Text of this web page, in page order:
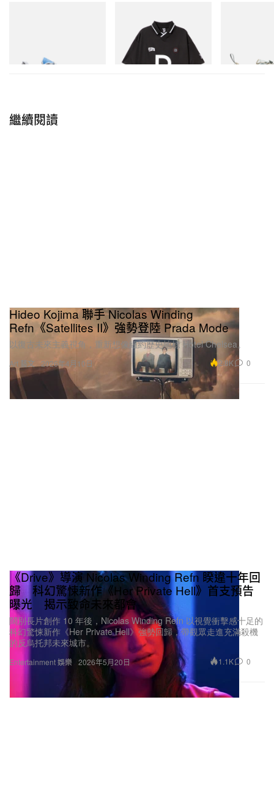
Billionaire Boys Club X Initial
D Game Shirt
立即購入
立即購入
繼續閱讀
Art 藝文
Hideo Kojima 聯手 Nicolas Winding
Refn《Satellites II》強勢登陸 Prada Mode
以復古未來主義視角，重新想像紐約歷史地標 Hotel Chelsea。
2026年4月10日 2.8K 0
Entertainment 娛樂
《Drive》導演 Nicolas Winding Refn 睽違十年回
歸 科幻驚悚新作《Her Private Hell》首支預告
曝光 揭示致命未來都會
闊別長片創作 10 年後，Nicolas Winding Refn 以視覺衝擊感十足的
科幻驚悚新作《Her Private Hell》強勢回歸，帶觀眾走進充滿殺機
的反烏托邦未來城市。
2026年5月20日 1.1K 0